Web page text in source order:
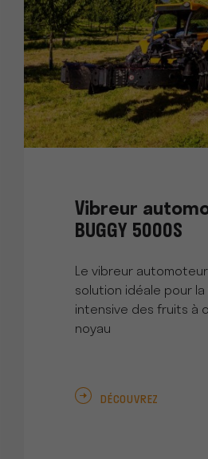
Vibreur
BUGGY 5000S
Le vibreur
solution idéale pour
intensive des fruits à
noyau
DÉCOUVREZ